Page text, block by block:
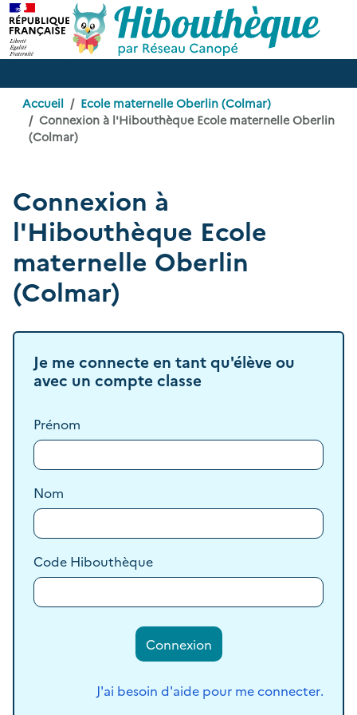
Accueil
Ecole maternelle Oberlin (Colmar)
Connexion à l'Hibouthèque Ecole maternelle Oberlin
(Colmar)
Connexion à
l'Hibouthèque Ecole
maternelle Oberlin
(Colmar)
Je me connecte en tant qu'élève ou
avec un compte classe
Prénom
Nom
Code Hibouthèque
Connexion
J'ai besoin d'aide pour me connecteren
.